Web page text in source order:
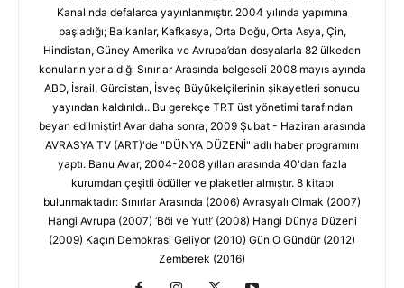
Kanalında defalarca yayınlanmıştır. 2004 yılında yapımına
başladığı; Balkanlar, Kafkasya, Orta Doğu, Orta Asya, Çin,
Hindistan, Güney Amerika ve Avrupa’dan dosyalarla 82 ülkeden
konuların yer aldığı Sınırlar Arasında belgeseli 2008 mayıs ayında
ABD, İsrail, Gürcistan, İsveç Büyükelçilerinin şikayetleri sonucu
yayından kaldırıldı.. Bu gerekçe TRT üst yönetimi tarafından
beyan edilmiştir! Avar daha sonra, 2009 Şubat - Haziran arasında
AVRASYA TV (ART)'de "DÜNYA DÜZENİ" adlı haber programını
yaptı. Banu Avar, 2004-2008 yılları arasında 40'dan fazla
kurumdan çeşitli ödüller ve plaketler almıştır. 8 kitabı
bulunmaktadır: Sınırlar Arasında (2006) Avrasyalı Olmak (2007)
Hangi Avrupa (2007) ‘Böl ve Yut!’ (2008) Hangi Dünya Düzeni
(2009) Kaçın Demokrasi Geliyor (2010) Gün O Gündür (2012)
Zemberek (2016)